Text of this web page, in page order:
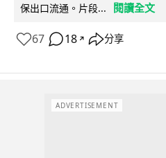
保出口流通。片段...
閱讀全文
67 18 ↗ 分享
ADVERTISEMENT